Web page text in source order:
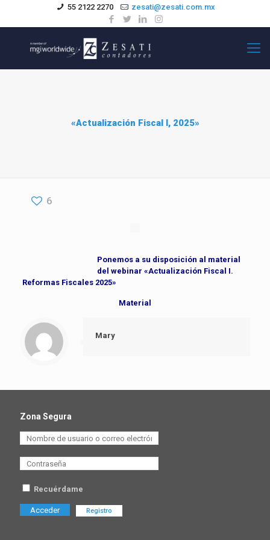
55 2122 2270 zesati@zesati.com.mx
«Actualización Fiscal I, 2025»
6
Ponemos a su disposición al material
del webinar «Actualización Fiscal I.
Reformas Fiscales 2025»
Material
Mary
Zona Segura
Recuérdame
Registro